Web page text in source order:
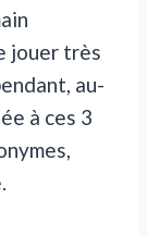
jouer très
au-
à ces 3